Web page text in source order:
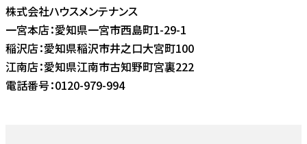
株式会社ハウスメンテナンス
一宮本店：愛知県一宮市西島町1-29-1
稲沢店：愛知県稲沢市井之口大宮町100
江南店：愛知県江南市古知野町宮裏222
電話番号：0120-979-994